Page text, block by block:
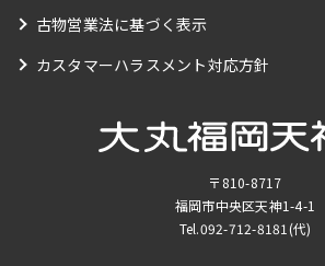
古物営業法に基づく表示
カスタマーハラスメント対応方針
〒810-8717
福岡市中央区天神1-4-1
Tel.092-712-8181(代)